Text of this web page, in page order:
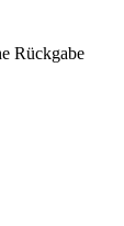
Rückgabe